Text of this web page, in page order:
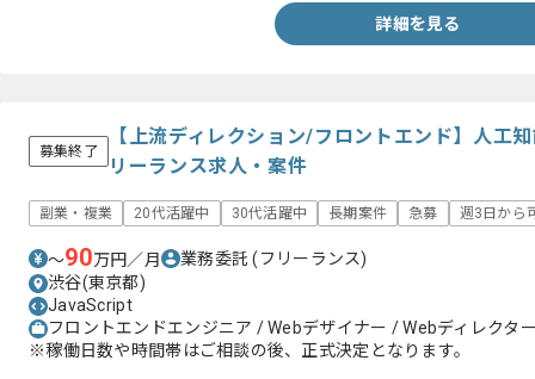
詳細を見る
募集終了
【上流ディレクション/フロントエンド】人工
リーランス求人・案件
副業・複業 20代活躍中 30代活躍中 長期案件 急募 週3日から
〜90万円／月 業務委託(フリーランス)
渋谷(東京都)
JavaScript
フロントエンドエンジニア / Webデザイナー / Webディレクタ
※稼働日数や時間帯はご相談の後、正式決定となります。